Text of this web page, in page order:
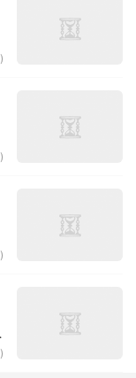
)
)
)
)